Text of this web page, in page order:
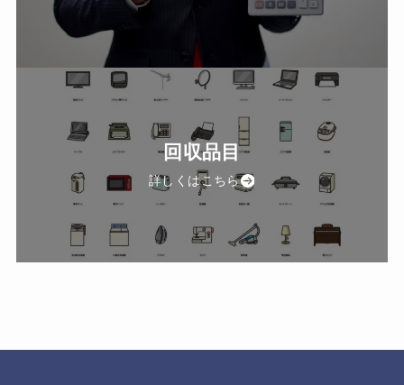
回収品目
詳しくはこちら